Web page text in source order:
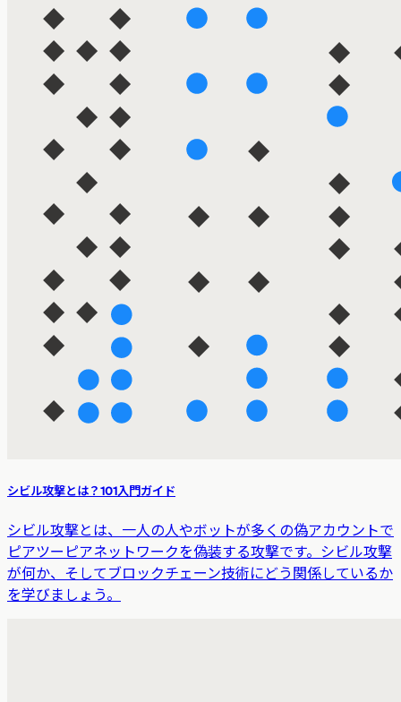
シビル攻撃とは？101入門ガイド
シビル攻撃とは、一人の人やボットが多くの偽アカウントで
ピアツーピアネットワークを偽装する攻撃です。シビル攻撃
が何か、そしてブロックチェーン技術にどう関係しているか
を学びましょう。